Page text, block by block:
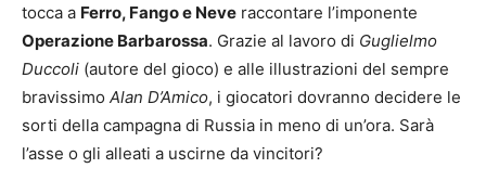
tocca a Ferro, Fango e Neve raccontare l’imponente
Operazione Barbarossa. Grazie al lavoro di Guglielmo
Duccoli (autore del gioco) e alle illustrazioni del sempre
bravissimo Alan D’Amico, i giocatori dovranno decidere le
sorti della campagna di Russia in meno di un’ora. Sarà
l’asse o gli alleati a uscirne da vincitori?